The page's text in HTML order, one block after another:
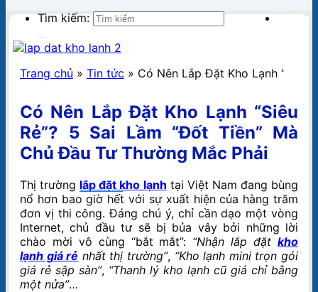
Tìm kiếm:
Trang chủ » Tin tức » Có Nên Lắp Đặt Kho Lạnh “Siêu
Có Nên Lắp Đặt Kho Lạnh “Siêu
Rẻ”? 5 Sai Lầm “Đốt Tiền” Mà
Chủ Đầu Tư Thường Mắc Phải
Thị trường lắp đặt kho lạnh tại Việt Nam đang bùng
nổ hơn bao giờ hết với sự xuất hiện của hàng trăm
đơn vị thi công. Đáng chú ý, chỉ cần dạo một vòng
Internet, chủ đầu tư sẽ bị bủa vây bởi những lời
chào mời vô cùng “bắt mắt”: “Nhận lắp đặtkho
lạnh giá rẻ nhất thị trường”, “Kho lạnh mini trọn gói
giá rẻ sập sàn”, “Thanh lý kho lạnh cũ giá chỉ bằng
một nửa”…